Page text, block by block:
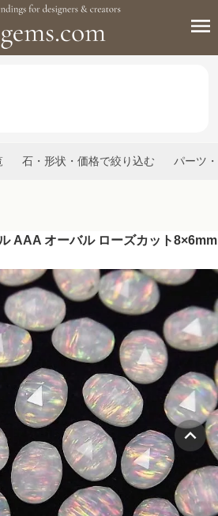
石・形状・価格で絞り込む パーツ
AAA オーバル ローズカット8×6mm